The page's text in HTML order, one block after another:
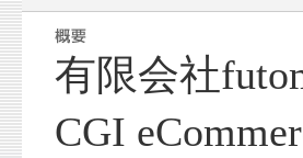
有限会社
CGI